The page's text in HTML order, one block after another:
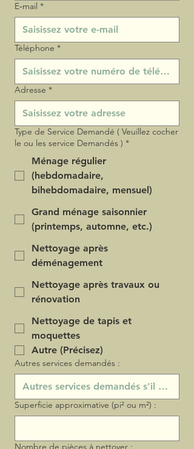
E‑mail *
Téléphone *
Adresse *
Type de Service Demandé ( Veuillez cocher
le ou les service Demandés ) *
Ménage régulier
(hebdomadaire,
bihebdomadaire, mensuel)
Grand ménage saisonnier
(printemps, automne, etc.)
Nettoyage après
déménagement
Nettoyage après travaux ou
rénovation
Nettoyage de tapis et
moquettes
Autre (Précisez)
Autres services demandés :
Superficie approximative (pi² ou m²) :
Nombre de pièces à nettoyer :